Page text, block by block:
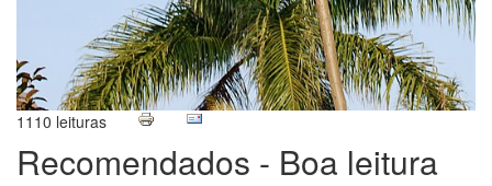
1110 leituras
Recomendados - Boa leitura